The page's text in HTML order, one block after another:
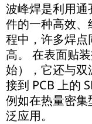
波峰焊是利用通
件的一种高效
程中，许多焊
高。 在表面贴
始），它还与
接到 PCB 上的
例如在热量密
泛应用。